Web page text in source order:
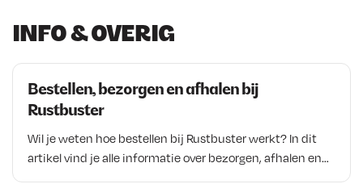
a
t
i
k
l
INFO & OVERIG
Bestellen, bezorgen en afhalen bij
Rustbuster
Wil je weten hoe bestellen bij Rustbuster werkt? In dit
artikel vind je alle informatie over bezorgen, afhalen en